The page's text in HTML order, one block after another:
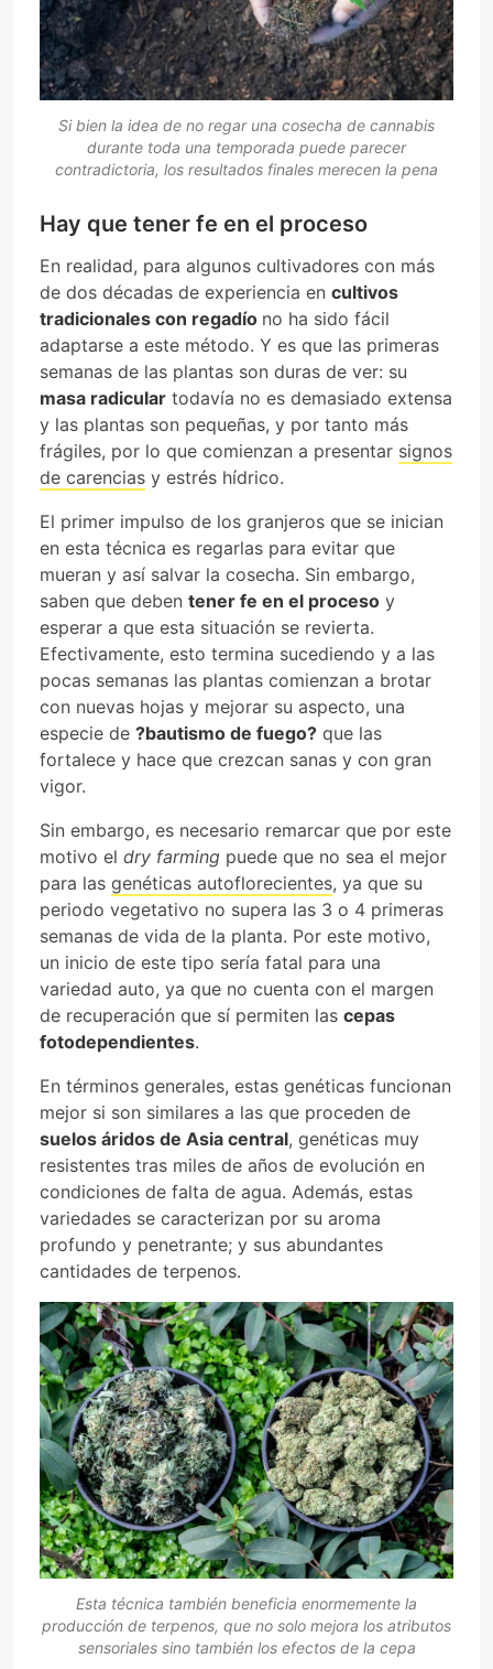
Si bien la idea de no regar una cosecha de cannabis
durante toda una temporada puede parecer
contradictoria, los resultados finales merecen la pena
Hay que tener fe en el proceso
En realidad, para algunos cultivadores con más
de dos décadas de experiencia en cultivos
tradicionales con regadío no ha sido fácil
adaptarse a este método. Y es que las primeras
semanas de las plantas son duras de ver: su
masa radicular todavía no es demasiado extensa
y las plantas son pequeñas, y por tanto más
frágiles, por lo que comienzan a presentar signos
de carencias y estrés hídrico.
El primer impulso de los granjeros que se inician
en esta técnica es regarlas para evitar que
mueran y así salvar la cosecha. Sin embargo,
saben que deben tener fe en el proceso y
esperar a que esta situación se revierta.
Efectivamente, esto termina sucediendo y a las
pocas semanas las plantas comienzan a brotar
con nuevas hojas y mejorar su aspecto, una
especie de ?bautismo de fuego? que las
fortalece y hace que crezcan sanas y con gran
vigor.
Sin embargo, es necesario remarcar que por este
motivo el dry farming puede que no sea el mejor
para las genéticas autoflorecientes, ya que su
periodo vegetativo no supera las 3 o 4 primeras
semanas de vida de la planta. Por este motivo,
un inicio de este tipo sería fatal para una
variedad auto, ya que no cuenta con el margen
de recuperación que sí permiten las cepas
fotodependientes.
En términos generales, estas genéticas funcionan
mejor si son similares a las que proceden de
suelos áridos de Asia central, genéticas muy
resistentes tras miles de años de evolución en
condiciones de falta de agua. Además, estas
variedades se caracterizan por su aroma
profundo y penetrante; y sus abundantes
cantidades de terpenos.
Esta técnica también beneficia enormemente la
producción de terpenos, que no solo mejora los atributos
sensoriales sino también los efectos de la cepa